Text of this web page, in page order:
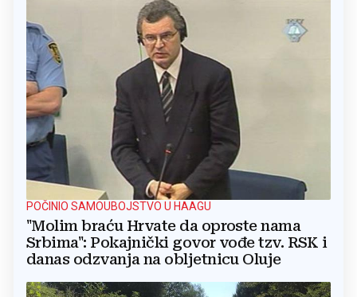
POČINIO SAMOUBOJSTVO U HAAGU
"Molim braću Hrvate da oproste nama
Srbima": Pokajnički govor vođe tzv. RSK i
danas odzvanja na obljetnicu Oluje